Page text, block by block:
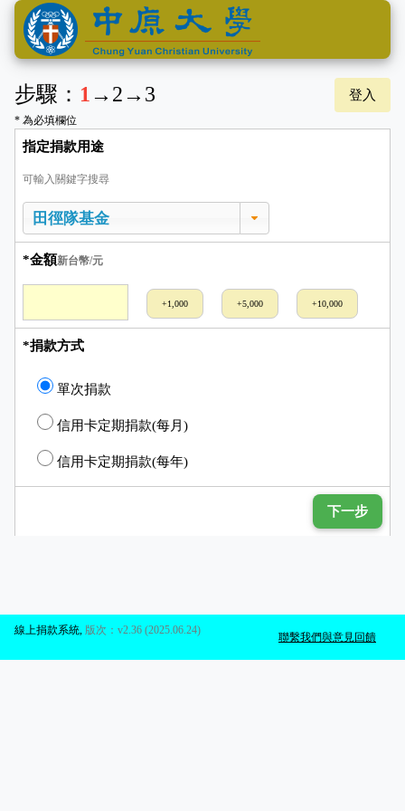
步驟： 1→ 2→ 3 登入
* 為必填欄位
指定捐款用途
可輸入關鍵字搜尋
*金額新台幣/元
+1,000 +5,000 +10,000
*捐款方式
單次捐款
信用卡定期捐款(每月)
信用卡定期捐款(每年)
下一步
聯繫我們與意見回饋
線上捐款系統 版次：v2.36 (2025.06.24)